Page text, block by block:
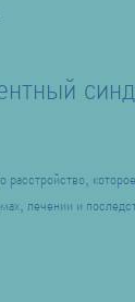
лечении и